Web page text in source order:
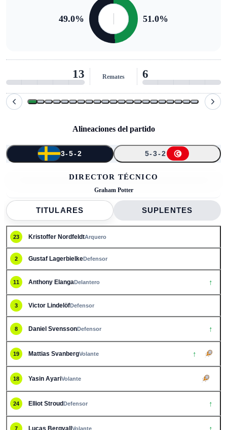
Alineaciones del partido
3-5-2 5-3-2
↑
DIRECTOR TÉCNICO
Graham Potter
TITULARES SUPLENTES
23 Kristoffer NordfeldtArquero
2 Gustaf LagerbielkeDefensor
11 Anthony ElangaDelantero ↑
3 Victor LindelöfDefensor
8 Daniel SvenssonDefensor ↑
19 Mattias SvanbergVolante ↑
18 Yasin AyariVolante
24 Elliot StroudDefensor ↑
7 Lucas BergvallVolante
49.0% 51.0%
13 Remates 6